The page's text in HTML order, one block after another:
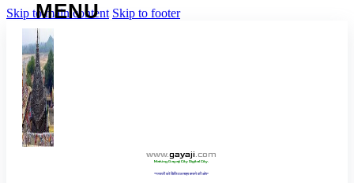
Skip to main content Skip to footer
www.gayaji.com
Making Gayaji City Digital City.
“गयाजी को डिजिटल शहर बनाने की ओर”